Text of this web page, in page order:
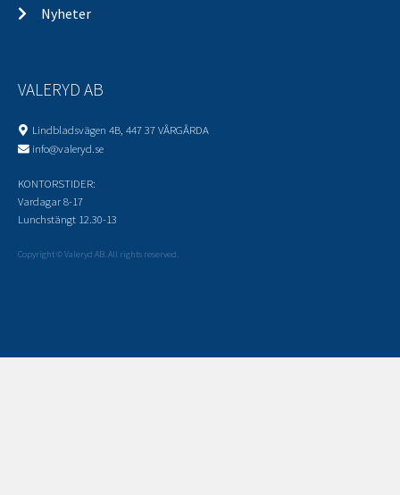
Nyheter
VALERYD AB
Lindbladsvägen 4B, 447 37 VÅRGÅRDA
info@valeryd.se
KONTORSTIDER:
Vardagar 8-17
Lunchstängt 12.30-13
Copyright © Valeryd AB. All rights reserved.